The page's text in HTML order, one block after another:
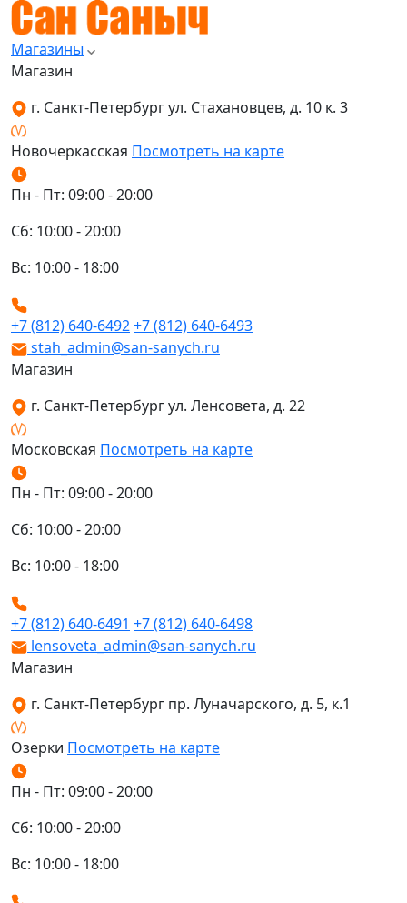
Магазины
Магазин
г. Санкт-Петербург ул. Стахановцев, д. 10 к. 3
Новочеркасская Посмотреть на карте
Пн - Пт: 09:00 - 20:00
Сб: 10:00 - 20:00
Вс: 10:00 - 18:00
+7 (812) 640-6492+7 (812) 640-6493
stah_admin@san-sanych.ru
Магазин
г. Санкт-Петербург ул. Ленсовета, д. 22
Московская Посмотреть на карте
Пн - Пт: 09:00 - 20:00
Сб: 10:00 - 20:00
Вс: 10:00 - 18:00
+7 (812) 640-6491 +7 (812) 640-6498
lensoveta_admin@san-sanych.ru
Магазин
г. Санкт-Петербург пр. Луначарского, д. 5, к.1
Озерки Посмотреть на карте
Пн - Пт: 09:00 - 20:00
Сб: 10:00 - 20:00
Вс: 10:00 - 18:00